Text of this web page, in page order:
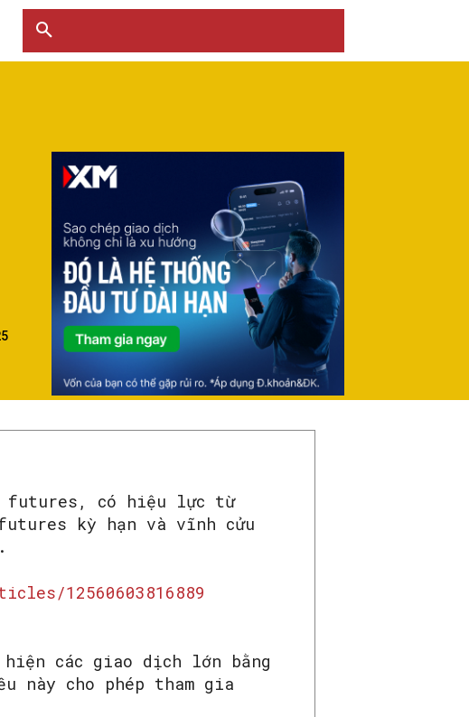
futures, có hiệu lực từ
kỳ hạn và vĩnh cửu
12560603816889
các giao dịch lớn bằng
này cho phép tham gia